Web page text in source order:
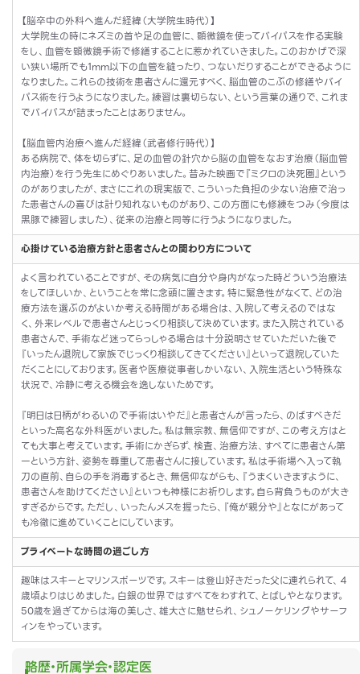
【脳卒中の外科へ進んだ経緯（大学院生時代）】
大学院生の時にネズミの首や足の血管に、顕微鏡を使ってバイパスを作る実験
をし、血管を顕微鏡手術で修繕することに惹かれていきました。このおかげで深
い狭い場所でも1mm以下の血管を縫ったり、つないだりすることができるように
なりました。これらの技術を患者さんに還元すべく、脳血管のこぶの修繕やバイ
パス術を行うようになりました。練習は裏切らない、という言葉の通りで、これま
でバイパスが詰まったことはありません。
【脳血管内治療へ進んだ経緯（武者修行時代）】
ある病院で、体を切らずに、足の血管の針穴から脳の血管をなおす治療（脳血管
内治療）を行う先生にめぐりあいました。昔みた映画で『ミクロの決死圏』という
のがありましたが、まさにこれの現実版で、こういった負担の少ない治療で治っ
た患者さんの喜びは計り知れないものがあり、この方面にも修練をつみ（今度は
黒豚で練習しました）、従来の治療と同等に行うようになりました。
心掛けている治療方針と患者さんとの関わり方について
よく言われていることですが、その病気に自分や身内がなった時どういう治療法
をしてほしいか、ということを常に念頭に置きます。特に緊急性がなくて、どの治
療方法を選ぶのがよいか考える時間がある場合は、入院して考えるのではな
く、外来レベルで患者さんとじっくり相談して決めています。また入院されている
患者さんで、手術など迷ってらっしゃる場合は十分説明させていただいた後で
『いったん退院して家族でじっくり相談してきてください』といって退院していた
だくことにしております。医者や医療従事者しかいない、入院生活という特殊な
状況で、冷静に考える機会を逸しないためです。
『明日は日柄がわるいので手術はいやだ』と患者さんが言ったら、のばすべきだ
といった高名な外科医がいました。私は無宗教、無信仰ですが、この考え方はと
ても大事と考えています。手術にかぎらず、検査、治療方法、すべてに患者さん第
一という方針、姿勢を尊重して患者さんに接しています。私は手術場へ入って執
刀の直前、自らの手を消毒するとき、無信仰ながらも、『うまくいきますように、
患者さんを助けてください』といつも神様にお祈りします。自ら背負うものが大き
すぎるからです。ただし、いったんメスを握ったら、『俺が親分や』となにがあって
も冷徹に進めていくことにしています。
プライベートな時間の過ごし方
趣味はスキーとマリンスポーツです。スキーは登山好きだった父に連れられて、４
歳頃よりはじめました。白銀の世界ではすべてをわすれて、とばしやとなります。
50歳を過ぎてからは海の美しさ、雄大さに魅せられ、シュノーケリングやサーフ
ィンをやっています。
略歴・所属学会・認定医